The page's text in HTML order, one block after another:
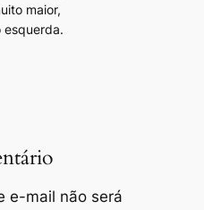
maior,
esquerda.
e-mail não será